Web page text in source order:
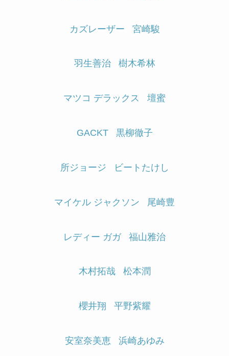
カズレーザー 宮崎駿
羽生善治 樹木希林
マツコ デラックス 壇蜜
GACKT 黒柳徹子
所ジョージ ビートたけし
マイケル ジャクソン 尾崎豊
レディー ガガ 福山雅治
木村拓哉 松本潤
櫻井翔 平野紫耀
安室奈美恵 浜崎あゆみ